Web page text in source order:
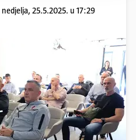
nedjelja, 25.5.2025. u 17:29